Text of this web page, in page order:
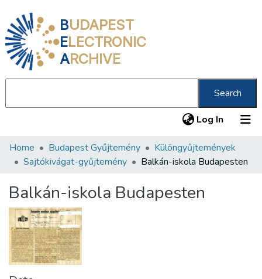
BUDAPEST
ELECTRONIC
ARCHIVE
Search
Log In (current)
Communities & Collections
Statistics
About us
Home Budapest Gyűjtemény
Különgyűjtemények
Sajtókivágat-gyűjtemény
Balkán-iskola Budapesten
Balkán-iskola Budapesten